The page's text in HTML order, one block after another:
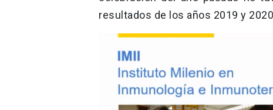
resultados de los años 2019 y